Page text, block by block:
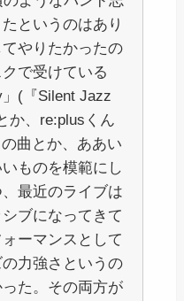
というのはあり
やりたかったの
で受けている
」(『Silent Jazz
か、re:plusくん
曲とか、ああい
ものを模範にし
最近のライブは
ブになってきて
ーマンスとして
力強さというの
た。その両方が